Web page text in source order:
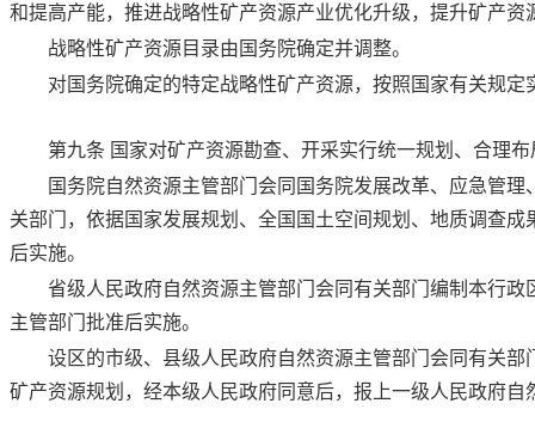
和提高产能，推进战略性矿产资源产业优化升级，提升矿产资
战略性矿产资源目录由国务院确定并调整。
对国务院确定的特定战略性矿产资源，按照国家有关规定
第九条 国家对矿产资源勘查、开采实行统一规划、合理
国务院自然资源主管部门会同国务院发展改革、应急管
关部门，依据国家发展规划、全国国土空间规划、地质调查
后实施。
省级人民政府自然资源主管部门会同有关部门编制本行
主管部门批准后实施。
设区的市级、县级人民政府自然资源主管部门会同有关
矿产资源规划，经本级人民政府同意后，报上一级人民政府自